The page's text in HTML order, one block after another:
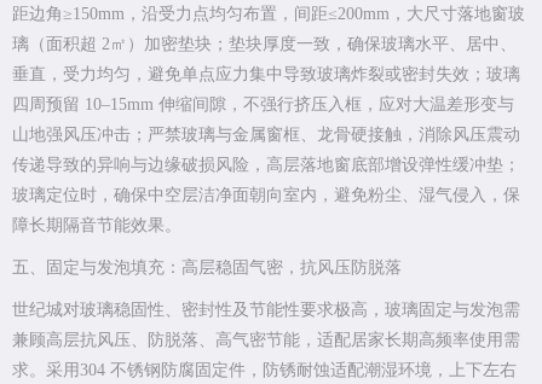
距边角≥150mm，沿受力点均匀布置，间距≤200mm，大尺寸落地窗玻
璃（面积超 2㎡）加密垫块；垫块厚度一致，确保玻璃水平、居中、
垂直，受力均匀，避免单点应力集中导致玻璃炸裂或密封失效；玻璃
四周预留 10–15mm 伸缩间隙，不强行挤压入框，应对大温差形变与
山地强风压冲击；严禁玻璃与金属窗框、龙骨硬接触，消除风压震动
传递导致的异响与边缘破损风险，高层落地窗底部增设弹性缓冲垫；
玻璃定位时，确保中空层洁净面朝向室内，避免粉尘、湿气侵入，保
障长期隔音节能效果。
五、固定与发泡填充：高层稳固气密，抗风压防脱落
世纪城对玻璃稳固性、密封性及节能性要求极高，玻璃固定与发泡需
兼顾高层抗风压、防脱落、高气密节能，适配居家长期高频率使用需
求。采用304 不锈钢防腐固定件，防锈耐蚀适配潮湿环境，上下左右